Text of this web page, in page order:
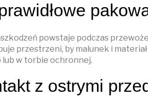
powstaje podczas
przestrzeni, by malunek i materiał
lub w torbie ochronnej.
z ostrymi